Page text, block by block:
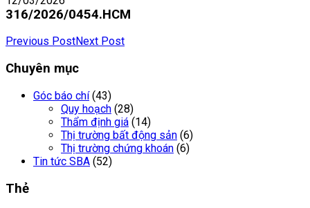
316/2026/0454.HCM
Previous PostNext Post
Chuyên mục
Góc báo chí (43)
Quy hoạch (28)
Thẩm định giá (14)
Thị trường bất động sản (6)
Thị trường chứng khoán (6)
Tin tức SBA (52)
Thẻ